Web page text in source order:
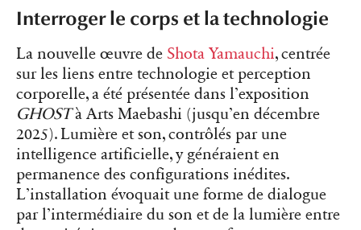
Interroger le corps et la technologie
La nouvelle œuvre de Shota Yamauchi, centrée
sur les liens entre technologie et perception
corporelle, a été présentée dans l’exposition
GHOSTà Arts Maebashi (jusqu’en décembre
2025). Lumière et son, contrôlés par une
intelligence artificielle, y généraient en
permanence des configurations inédites.
L’installation évoquait une forme de dialogue
par l’intermédiaire du son et de la lumière entre